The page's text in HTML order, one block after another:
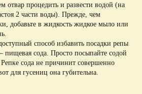
отвар процедить и развести водой (на
2 части воды). Прежде, чем
добавьте в жидкость жидкое мыло или
способ избавить посадки репы
пищевая сода. Просто посыпайте содой
сода не причинит совершенно
для гусениц она губительна.